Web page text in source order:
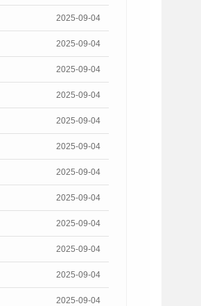
2025-09-04
2025-09-04
2025-09-04
2025-09-04
2025-09-04
2025-09-04
2025-09-04
2025-09-04
2025-09-04
2025-09-04
2025-09-04
2025-09-04